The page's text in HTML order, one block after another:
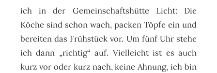
ich in der Gemeinschaftshütte Licht: Die
Köche sind schon wach, packen Töpfe ein und
bereiten das Frühstück vor. Um fünf Uhr stehe
ich dann „richtig“ auf. Vielleicht ist es auch
kurz vor oder kurz nach, keine Ahnung, ich bin